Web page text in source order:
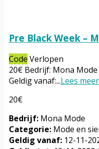
Pre Black Week –
Code Verlopen
20€ Bedrijf: Mona
Geldig vanaf:...Lees meer
20€
Bedrijf: Mona Mode
Categorie: Mode en
Geldig vanaf: 12-11-